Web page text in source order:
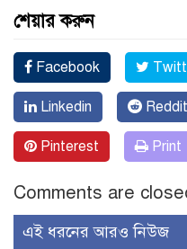
শেয়ার করুন
Facebook
Linkedin Reddit
Pinterest Print
Comments are
এই ধরনের আরও নিউজ